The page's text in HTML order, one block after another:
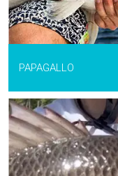
PAPAGALLO